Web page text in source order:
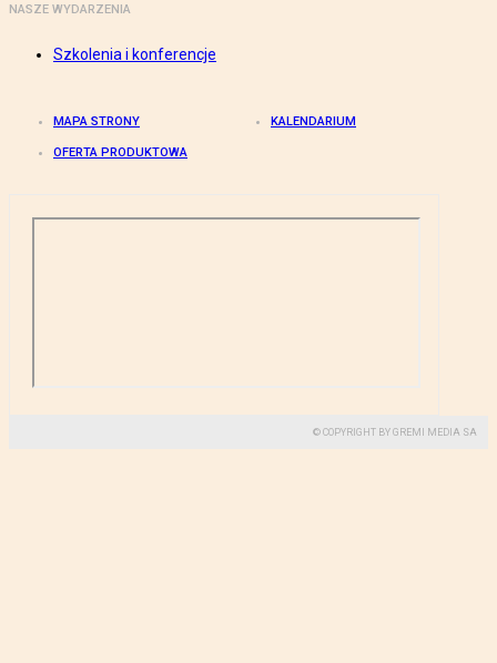
NASZE WYDARZENIA
Szkolenia i konferencje
MAPA STRONY KALENDARIUM
OFERTA PRODUKTOWA
© COPYRIGHT BY GREMI MEDIA SA